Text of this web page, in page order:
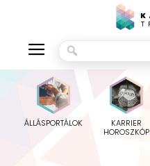
ÁLLÁSPORTÁLOK
KARRIER
HOROSZKÓP